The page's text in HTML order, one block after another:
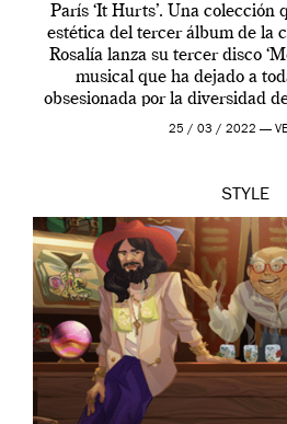
París ‘It Hurts’. Una colección
estética del tercer álbum de la
Rosalía lanza su tercer disco
musical que ha dejado a
obsesionada por la diversidad
profundo
25 / 03 / 2022 —
STYLE